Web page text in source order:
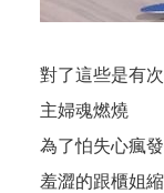
對了這些是有
主婦魂燃燒
為了怕失心瘋
羞澀的跟櫃姐